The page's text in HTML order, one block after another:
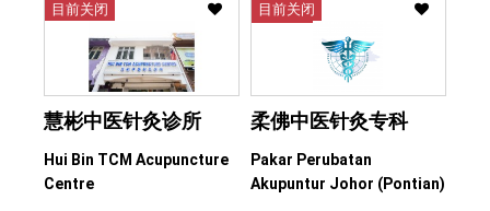
目前关闭
慧彬中医针灸诊所
Hui Bin TCM Acupuncture
Centre
目前关闭
柔佛中医针灸专科
Pakar Perubatan
Akupuntur Johor (Pontian)